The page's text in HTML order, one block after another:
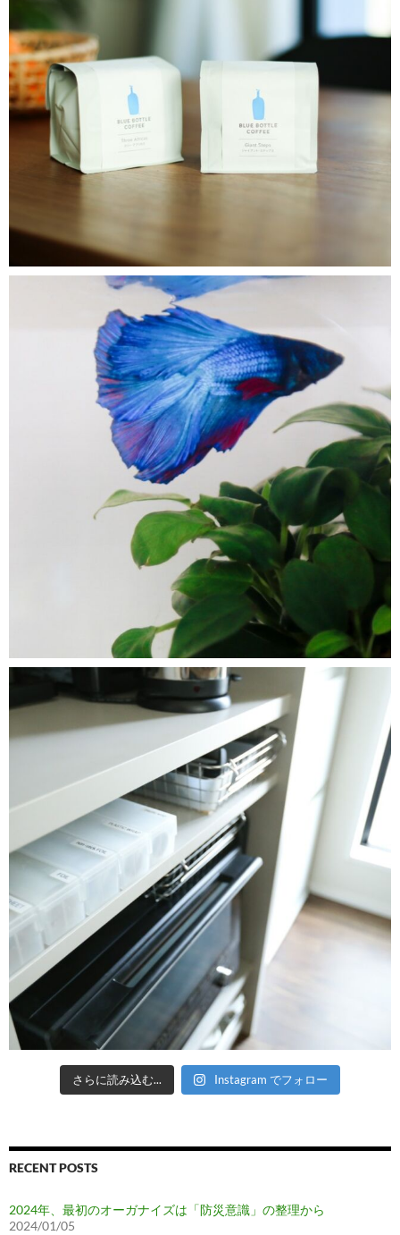
さらに読み込む... Instagram でフォロー
RECENT POSTS
2024年、最初のオーガナイズは「防災意識」の整理から
2024/01/05